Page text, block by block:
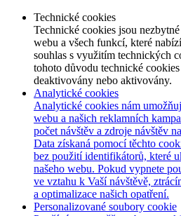
Technické cookies
Technické cookies jsou
webu a všech funkcí, které
souhlas s využitím technických
tohoto důvodu technické
deaktivovány nebo aktivovány.
Analytické cookies
Analytické cookies nám
webu a našich reklamních
počet návštěv a zdroje návštěv
Data získaná pomocí těchto
bez použití identifikátorů, které
našeho webu. Pokud vypnete
ve vztahu k Vaší návštěvě,
a optimalizace našich opatření.
Personalizované soubory cookie